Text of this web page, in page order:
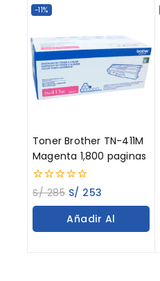
-11%
Toner Brother TN-411M
Magenta 1,800 paginas
0
out
of
S/285 S/ 253
Añadir Al